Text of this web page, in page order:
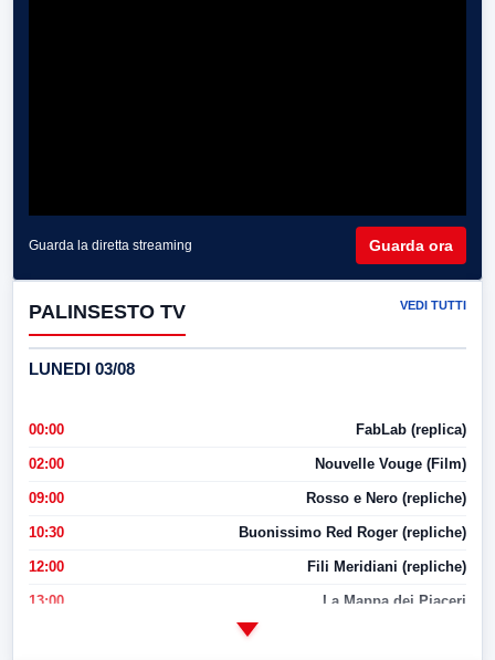
Guarda la diretta streaming Guarda ora
PALINSESTO TV VEDI TUTTI
LUNEDI 03/08
00:00 FabLab (replica)
02:00 Nouvelle Vouge (Film)
09:00 Rosso e Nero (repliche)
10:30 Buonissimo Red Roger (repliche)
12:00 Fili Meridiani (repliche)
13:00 La Mappa dei Piaceri